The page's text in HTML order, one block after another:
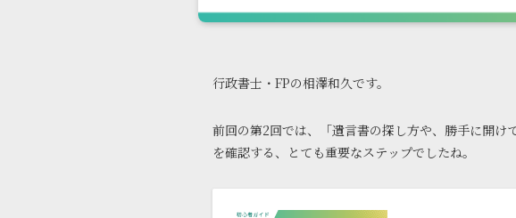
行政書士・FPの相澤和久です。
前回の第2回では、「遺言書の探し方や、勝手に開
を確認する、とても重要なステップでしたね。